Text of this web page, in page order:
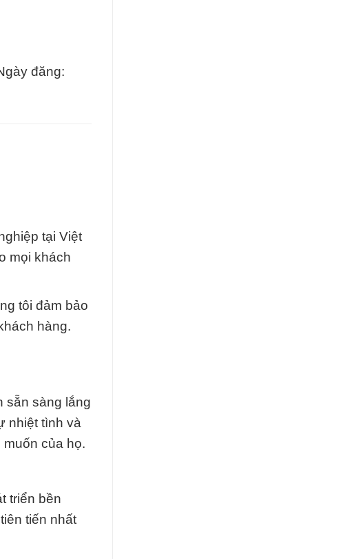
đăng:
tại Việt
mọi khách
tôi đảm bảo
hàng.
sẵn sàng lắng
nhiệt tình và
của họ.
triển bền
tiến nhất